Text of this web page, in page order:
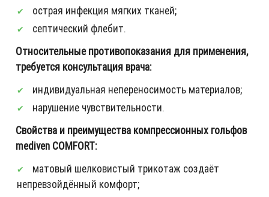
острая инфекция мягких тканей;
септический флебит.
Относительные противопоказания для применения,
требуется консультация врача:
индивидуальная непереносимость материалов;
нарушение чувствительности.
Свойства и преимущества компрессионных гольфов
mediven COMFORT:
матовый шелковистый трикотаж создаёт
непревзойдённый комфорт;